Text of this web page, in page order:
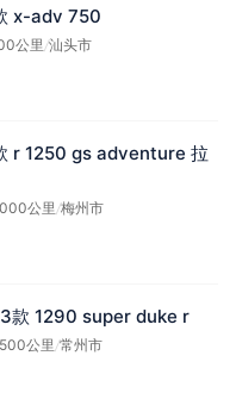
x-adv 750
公里/汕头市
r 1250 gs adventure 拉
公里/梅州市
款 1290 super duke r
公里/常州市